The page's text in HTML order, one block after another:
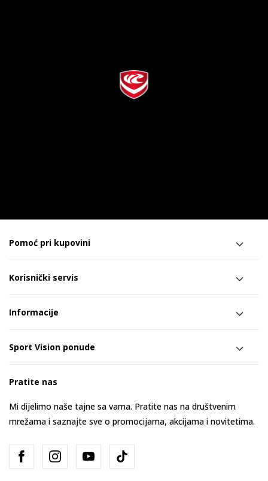
Pomoć pri kupovini
Korisnički servis
Informacije
Sport Vision ponude
Pratite nas
Mi dijelimo naše tajne sa vama. Pratite nas na društvenim
mrežama i saznajte sve o promocijama, akcijama i novitetima.